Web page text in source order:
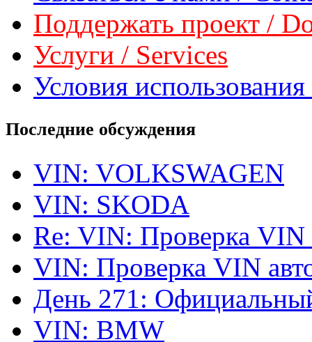
Поддержать проект /
Услуги / Services
Условия
Последние обсуждения
VIN: VOLKSWAGEN
VIN: SKODA
Re: VIN: Проверка VIN
VIN: Проверка VIN
День 271:
VIN: BMW